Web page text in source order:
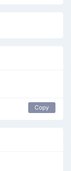
Copy